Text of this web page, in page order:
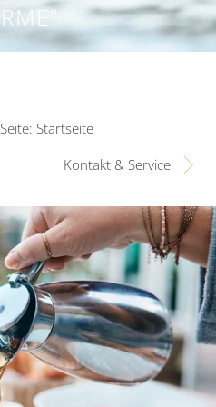
Startseite
Kontakt & Service